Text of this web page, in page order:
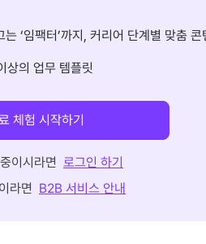
‘임팩터’까지, 커리어 단계별 맞춤 콘
상의 업무 템플릿
체험 시작하기
이시라면 로그인 하기
라면 B2B 서비스 안내